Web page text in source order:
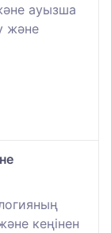
ауызша
және
кеңінен